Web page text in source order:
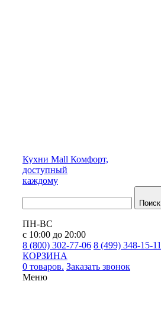
Кухни Mall Комфорт,
доступный
каждому
Поиск
ПН-ВС
с 10:00 до 20:00
8 (800) 302-77-06 8 (499) 348-15-11
КОРЗИНА
0 товаров. Заказать звонок
Меню